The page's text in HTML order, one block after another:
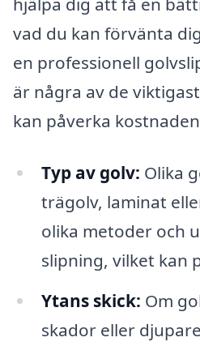
vad du kan förvänta
en professionell
är några av de
kan påverka
Typ av golv: Olika
trägolv, laminat
olika metoder och
slipning, vilket kan
Ytans skick: Om
skador eller